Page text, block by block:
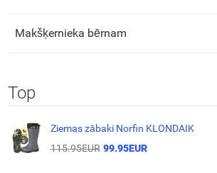
Makšķernieka bērnam
Top
Ziemas zābaki Norfin KLONDAIK
115.95EUR 99.95EUR